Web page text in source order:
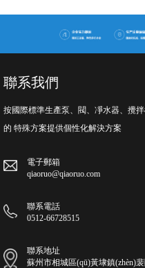
聯系我們
按國際標準生產泵、閥、凈水器、攪
的 特殊方案提供個性化解決方案
電子郵箱
qiaoruo@qiaoruo.com
聯系電話
0512-66728515
聯系地址
蘇州市相城區(qū)黃埭鎮(zhèn)